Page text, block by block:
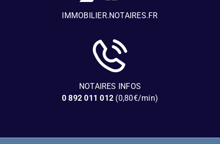
IMMOBILIER.NOTAIRES.FR
NOTAIRES INFOS
0 892 011 012 (0,80€/min)